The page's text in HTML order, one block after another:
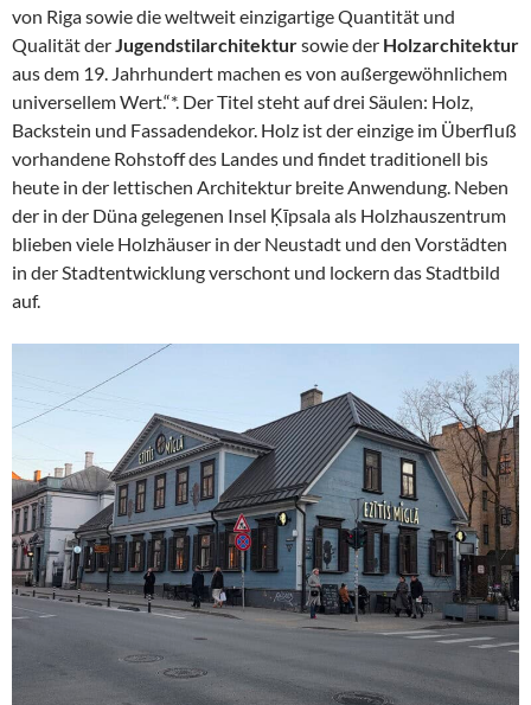
von Riga sowie die weltweit einzigartige Quantität und
Qualität derJugendstilarchitektursowie der Holzarchitektur
aus dem 19. Jahrhundert machen es von außergewöhnlichem
universellem Wert.“*. Der Titel steht auf drei Säulen: Holz,
Backstein und Fassadendekor. Holz ist der einzige im Überfluß
vorhandene Rohstoff des Landes und findet traditionell bis
heute in der lettischen Architektur breite Anwendung. Neben
der in der Düna gelegenen Insel Ķīpsala als Holzhauszentrum
blieben viele Holzhäuser in der Neustadt und den Vorstädten
in der Stadtentwicklung verschont und lockern das Stadtbild
auf.